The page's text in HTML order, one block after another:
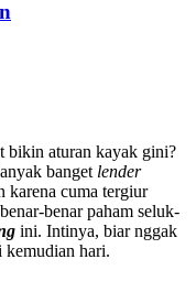
bikin aturan kayak gini?
banget lender
karena cuma tergiur
benar paham seluk-
ini. Intinya, biar nggak
kemudian hari.